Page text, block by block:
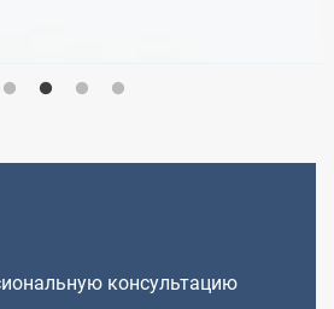
консультацию